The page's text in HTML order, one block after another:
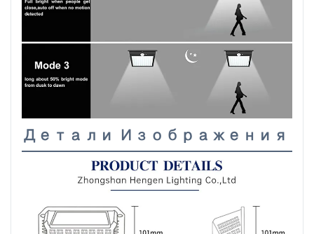
Детали Изображения